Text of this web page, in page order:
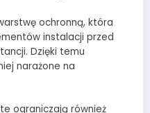
ochronną, która
instalacji przed
Dzięki temu
narażone na
ograniczają również